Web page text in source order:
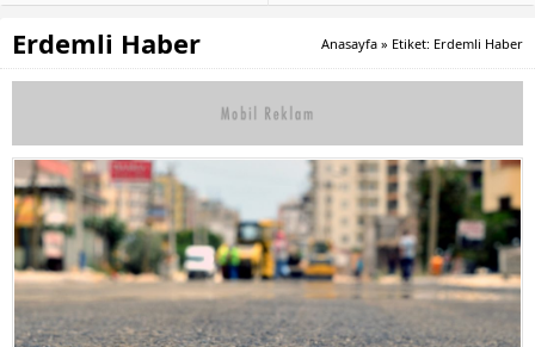
Erdemli Haber Anasayfa » Etiket: Erdemli Haber